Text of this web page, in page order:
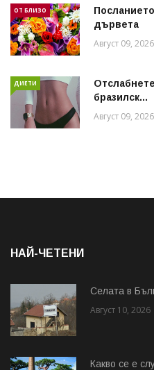
ОТ БЛИЗО
дървета
Август 09, 2026
ДИЕТИ
бразилск...
Август 09, 2026
НАЙ-ЧЕТЕНИ
Cелата в
Август 10, 2026
Какво се е